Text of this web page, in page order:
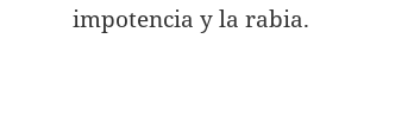
impotencia y la rabia.